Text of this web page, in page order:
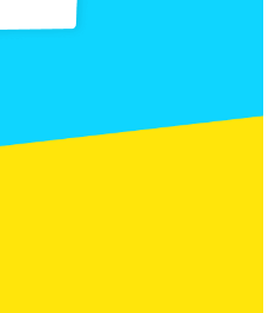
batterijopslag: